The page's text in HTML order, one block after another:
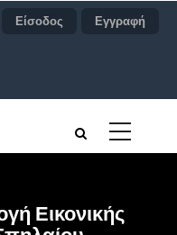
Είσοδος Εγγραφή
Εικονικής